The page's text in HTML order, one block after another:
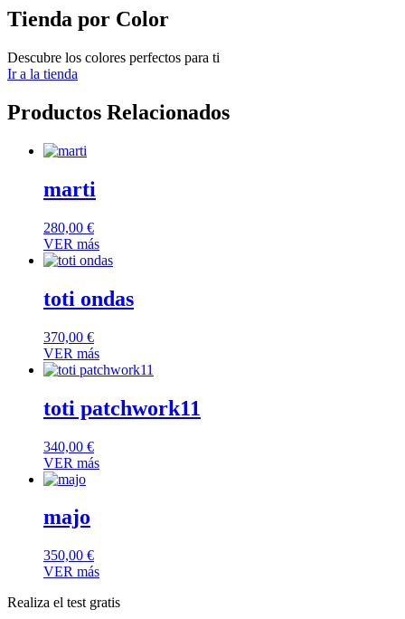
Tienda por Color
Descubre los colores perfectos para ti
Ir a la tienda
Productos Relacionados
marti
280,00 €
VER más
toti ondas
370,00 €
VER más
toti patchwork11
340,00 €
VER más
majo
350,00 €
VER más
Realiza el test gratis